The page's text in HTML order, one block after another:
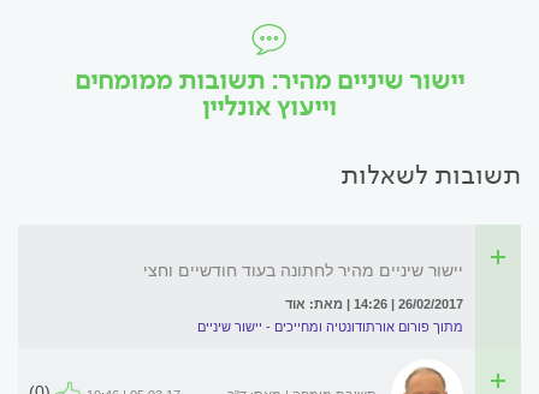
יישור שיניים מהיר: תשובות ממומחים
וייעוץ אונליין
תשובות לשאלות
יישור שיניים מהיר לחתונה בעוד חודשיים וחצי
26/02/2017 | 14:26 | מאת: אוד
מתוך פורום אורתודונטיה ומחייכים - יישור שיניים